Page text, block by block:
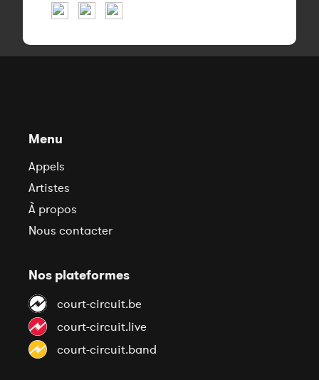
Menu
Appels
Artistes
À propos
Nous contacter
Nos plateformes
court-circuit.be
court-circuit.live
court-circuit.band